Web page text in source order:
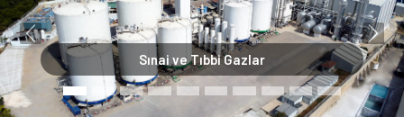
FAALİYET ALANLARI
KARİYER
MEDYA
Demir Çelik
Previous Next